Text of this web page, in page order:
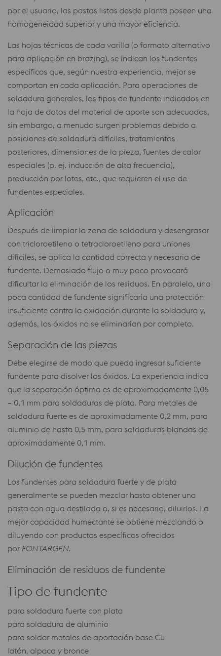
por el usuario, las pastas listas desde planta poseen una
homogeneidad superior y una mayor eficiencia.
Las hojas técnicas de cada varilla (o formato alternativo
para aplicación en brazing), se indican los fundentes
específicos que, según nuestra experiencia, mejor se
comportan en cada aplicación. Para operaciones de
soldadura generales, los tipos de fundente indicados en
la hoja de datos del material de aporte son adecuados,
sin embargo, a menudo surgen problemas debido a
posiciones de soldadura difíciles, tratamientos
posteriores, dimensiones de la pieza, fuentes de calor
especiales (p. ej. inducción de alta frecuencia),
producción por lotes, etc., que requieren el uso de
fundentes especiales.
Aplicación
Después de limpiar la zona de soldadura y desengrasar
con tricloroetileno o tetracloroetileno para uniones
difíciles, se aplica la cantidad correcta y necesaria de
fundente. Demasiado flujo o muy poco provocará
dificultar la eliminación de los residuos. En paralelo, una
poca cantidad de fundente significaría una protección
insuficiente contra la oxidación durante la soldadura y,
además, los óxidos no se eliminarían por completo.
Separación de las piezas
Debe elegirse de modo que pueda ingresar suficiente
fundente para disolver los óxidos. La experiencia indica
que la separación óptima es de aproximadamente 0,05
– 0,1 mm para soldaduras de plata. Para metales de
soldadura fuerte es de aproximadamente 0,2 mm, para
aluminio de hasta 0,5 mm, para soldaduras blandas de
aproximadamente 0,1 mm.
Dilución de fundentes
Los fundentes para soldadura fuerte y de plata
generalmente se pueden mezclar hasta obtener una
pasta con agua destilada o, si es necesario, diluirlos. La
mejor capacidad humectante se obtiene mezclando o
diluyendo con productos específicos ofrecidos
por FONTARGEN.
​Eliminación de residuos de fundente
Tipo de fundente
para soldadura fuerte con plata
para soldadura de aluminio
para soldar metales de aportación base Cu
latón, alpaca y bronce